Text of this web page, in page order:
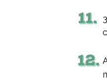
11.
12.